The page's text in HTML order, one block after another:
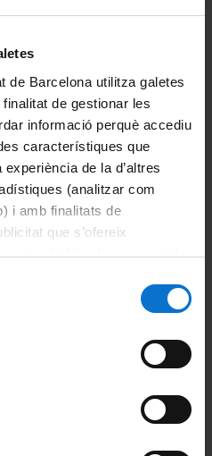
de Barcelona utilitza galetes
de gestionar les
informació perquè accediu
característiques que
de la d’altres
(analitzar com
i amb finalitats de
que s’ofereix
hàbits de navegació).
del lloc web de la